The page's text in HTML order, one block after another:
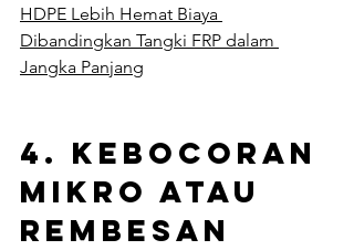
HDPE Lebih Hemat Biaya
Dibandingkan Tangki FRP dalam
Jangka Panjang
4. Kebocoran
Mikro atau
Rembesan